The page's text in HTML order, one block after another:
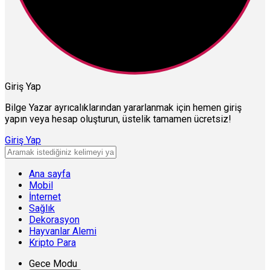
Giriş Yap
Bilge Yazar ayrıcalıklarından yararlanmak için hemen giriş
yapın veya hesap oluşturun, üstelik tamamen ücretsiz!
Giriş Yap
Ana sayfa
Mobil
İnternet
Sağlık
Dekorasyon
Hayvanlar Alemi
Kripto Para
Gece Modu